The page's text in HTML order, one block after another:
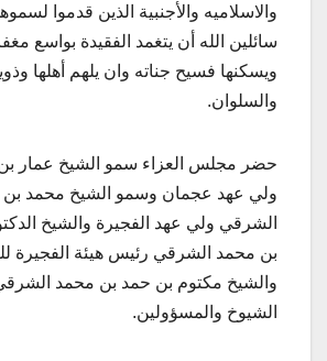
والاسلاميه والأجنبية الذين قدموا
سائلين الله أن يتغمد الفقيدة بواسع
ويسكنها فسيح جناته وان يلهم أهلها
والسلوان.
حضر مجلس العزاء سمو الشيخ عمار بن
ولي عهد عجمان وسمو الشيخ محمد
الشرقي ولي عهد الفجيرة والشيخ
بن محمد الشرقي رئيس هيئة الفجيرة
والشيخ مكتوم بن حمد بن محمد
الشيوخ والمسؤولين.